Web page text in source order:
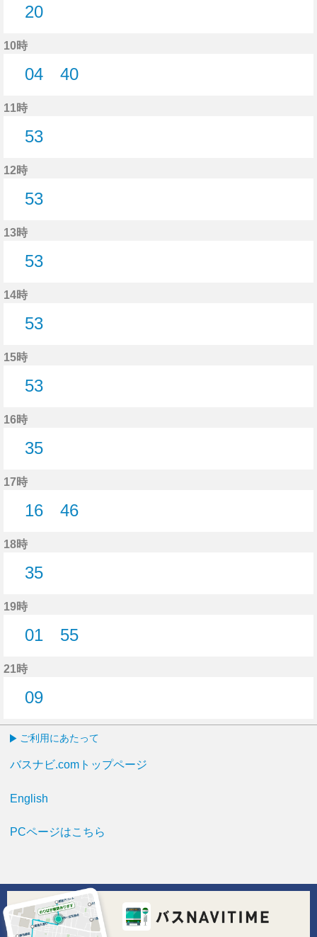
20
10時
04
40
11時
53
12時
53
13時
53
14時
53
15時
53
16時
35
17時
16
46
18時
35
19時
01
55
21時
09
ご利用にあたって
バスナビ.comトップページ
English
PCページはこちら